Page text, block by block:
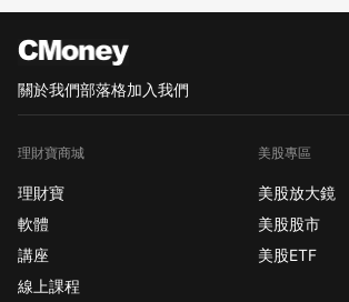
關於我們部落格加入我們
理財寶商城
理財寶
軟體
講座
線上課程
美股專區
美股放大鏡
美股股市
美股ETF